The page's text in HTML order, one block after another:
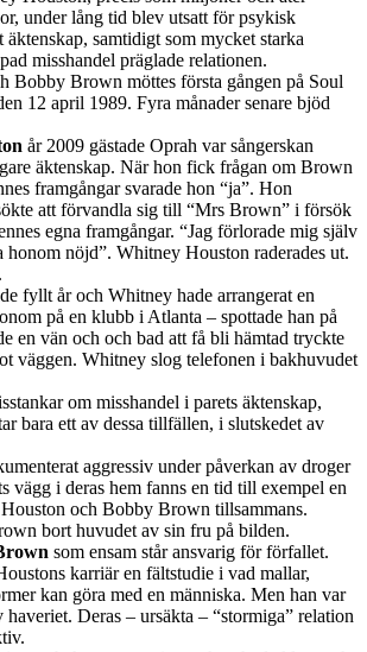
under lång tid blev utsatt för psykisk
samtidigt som mycket starka
misshandel präglade relationen.
Bobby Brown möttes första gången på Soul
12 april 1989. Fyra månader senare bjöd
år 2009 gästade Oprah var sångerskan
äktenskap. När hon fick frågan om Brown
framgångar svarade hon “ja”. Hon
att förvandla sig till “Mrs Brown” i försök
egna framgångar. “Jag förlorade mig själv
honom nöjd”. Whitney Houston raderades ut.
fyllt år och Whitney hade arrangerat en
på en klubb i Atlanta – spottade han på
en vän och och bad att få bli hämtad tryckte
väggen. Whitney slog telefonen i bakhuvudet
om misshandel i parets äktenskap,
bara ett av dessa tillfällen, i slutskedet av
aggressiv under påverkan av droger
vägg i deras hem fanns en tid till exempel en
och Bobby Brown tillsammans.
bort huvudet av sin fru på bilden.
som ensam står ansvarig för förfallet.
karriär en fältstudie i vad mallar,
kan göra med en människa. Men han var
haveriet. Deras – ursäkta – “stormiga” relation